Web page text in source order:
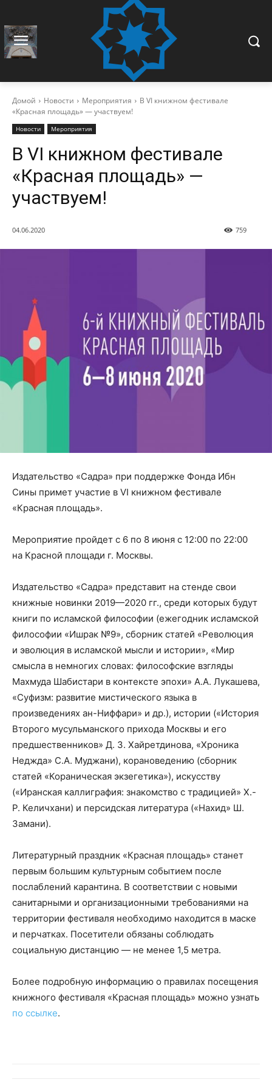
Домой Новости Мероприятия
В VI книжном фестивале
«Красная площадь» — участвуем!
Новости Мероприятия
В VI книжном фестивале
«Красная площадь» —
участвуем!
04.06.2020 759
Издательство «Садра» при поддержке Фонда Ибн
Сины примет участие в VI книжном фестивале
«Красная площадь».
Мероприятие пройдет с 6 по 8 июня с 12:00 по 22:00
на Красной площади г. Москвы.
Издательство «Садра» представит на стенде свои
книжные новинки 2019—2020 гг., среди которых будут
книги по исламской философии (ежегодник исламской
философии «Ишрак №9», сборник статей «Революция
и эволюция в исламской мысли и истории», «Мир
смысла в немногих словах: философские взгляды
Махмуда Шабистари в контексте эпохи» А.А. Лукашева,
«Суфизм: развитие мистического языка в
произведениях ан-Ниффари» и др.), истории («История
Второго мусульманского прихода Москвы и его
предшественников» Д. З. Хайретдинова, «Хроника
Неджда» С.А. Муджани), корановедению (сборник
статей «Кораническая экзегетика»), искусству
(«Иранская каллиграфия: знакомство с традицией» Х.-
Р. Келичхани) и персидская литература («Нахид» Ш.
Замани).
Литературный праздник «Красная площадь» станет
первым большим культурным событием после
послаблений карантина. В соответствии с новыми
санитарными и организационными требованиями на
территории фестиваля необходимо находится в маске
и перчатках. Посетители обязаны соблюдать
социальную дистанцию — не менее 1,5 метра.
Более подробную информацию о правилах посещения
книжного фестиваля «Красная площадь» можно узнать
по ссылке.